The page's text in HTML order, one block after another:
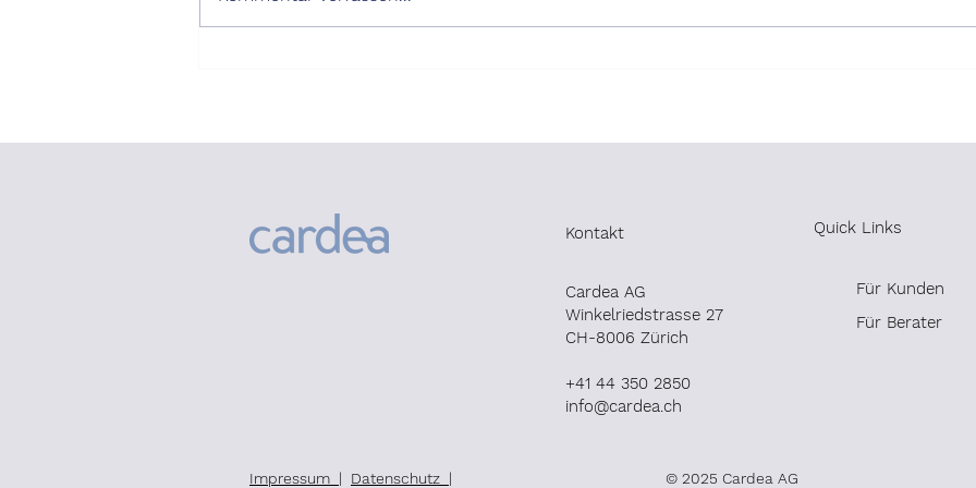
Geschwindigkeit diktieren
Beratern Die besten
Kontakt
Cardea AG
Winkelriedstrasse 27
CH-8006 Zürich
+41 44 350 2850
info@cardea.ch
Quick Links
Für Kunden
Für Berater
Impressum | Datenschutz | © 2025 Cardea AG